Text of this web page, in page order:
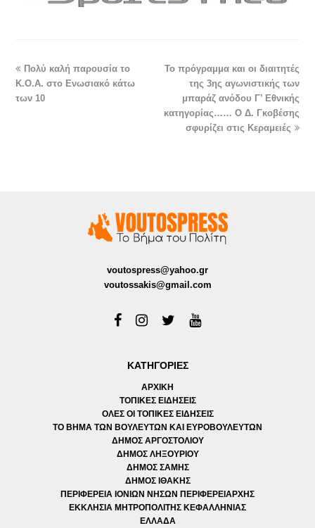
Πολύ καλή παρουσία το
Κ.Ο.Α. στο Ενωσιακό κάτω
των 10
Το πρόγραμμα και οι διαιτητές
της 3ης αγωνιστικής των
μπαράζ ανόδου Γ’ Εθνικής
κατηγορίας…… Ο Δ. Γκοβέσης
σφυρίζει στις Κεραμειές
voutospress@yahoo.gr
voutossakis@gmail.com
ΚΑΤΗΓΟΡΙΕΣ
ΑΡΧΙΚΗ
ΤΟΠΙΚΕΣ ΕΙΔΗΣΕΙΣ
ΟΛΕΣ ΟΙ ΤΟΠΙΚΕΣ ΕΙΔΗΣΕΙΣ
ΤΟ ΒΗΜΑ ΤΩΝ ΒΟΥΛΕΥΤΩΝ ΚΑΙ ΕΥΡΟΒΟΥΛΕΥΤΩΝ
ΔΗΜΟΣ ΑΡΓΟΣΤΟΛΙΟΥ
ΔΗΜΟΣ ΛΗΞΟΥΡΙΟΥ
ΔΗΜΟΣ ΣΑΜΗΣ
ΔΗΜΟΣ ΙΘΑΚΗΣ
ΠΕΡΙΦΕΡΕΙΑ ΙΟΝΙΩΝ ΝΗΣΩΝ ΠΕΡΙΦΕΡΕΙΑΡΧΗΣ
ΕΚΚΛΗΣΙΑ ΜΗΤΡΟΠΟΛΙΤΗΣ ΚΕΦΑΛΛΗΝΙΑΣ
ΕΛΛΑΔΑ